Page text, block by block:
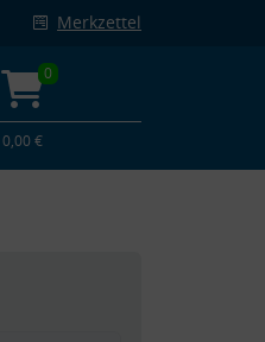
Merkzettel
0
0,00 €